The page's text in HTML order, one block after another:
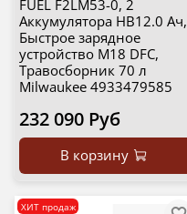
FUEL F2LM53-0, 2
Аккумулятора HB12.0 Ач,
Быстрое зарядное
устройство M18 DFC,
Травосборник 70 л
Milwaukee 4933479585
232 090 Руб
В корзину
ХИТ продаж